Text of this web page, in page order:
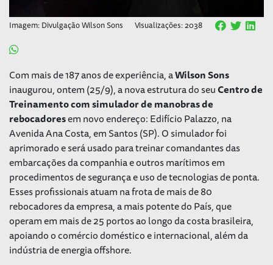
Imagem: Divulgação Wilson Sons Visualizações: 2038
Com mais de 187 anos de experiência, aWilson Sons
inaugurou, ontem (25/9), a nova estrutura do seuCentro de
Treinamento com simulador de manobras de
rebocadoresem novo endereço: Edifício Palazzo, na
Avenida Ana Costa, em Santos (SP). O simulador foi
aprimorado e será usado para treinar comandantes das
embarcações da companhia e outros marítimos em
procedimentos de segurança e uso de tecnologias de ponta.
Esses profissionais atuam na frota de mais de 80
rebocadores da empresa, a mais potente do País, que
operam em mais de 25 portos ao longo da costa brasileira,
apoiando o comércio doméstico e internacional, além da
indústria de energia offshore.